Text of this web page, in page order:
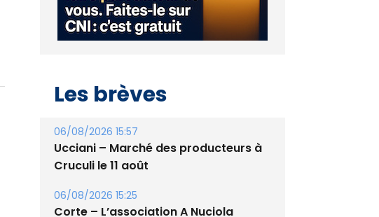
Les brèves
06/08/2026 15:57
Cruculi le 11 août